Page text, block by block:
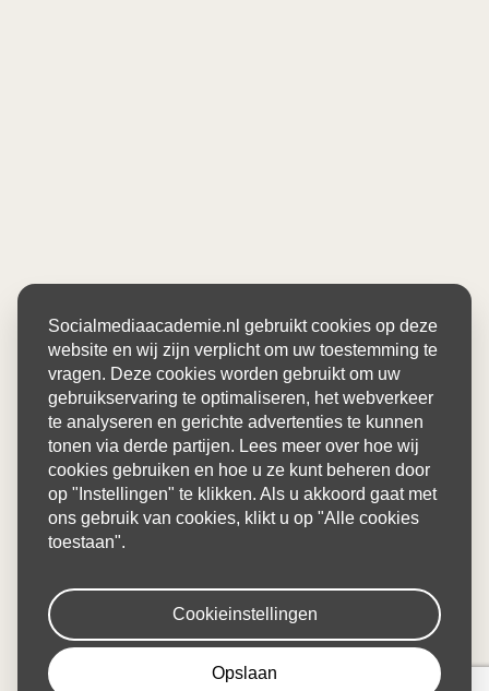
Socialmediaacademie.nl gebruikt cookies op deze
website en wij zijn verplicht om uw toestemming te
vragen. Deze cookies worden gebruikt om uw
gebruikservaring te optimaliseren, het webverkeer
te analyseren en gerichte advertenties te kunnen
tonen via derde partijen. Lees meer over hoe wij
cookies gebruiken en hoe u ze kunt beheren door
op "Instellingen" te klikken. Als u akkoord gaat met
ons gebruik van cookies, klikt u op "Alle cookies
toestaan".
Cookieinstellingen
Opslaan